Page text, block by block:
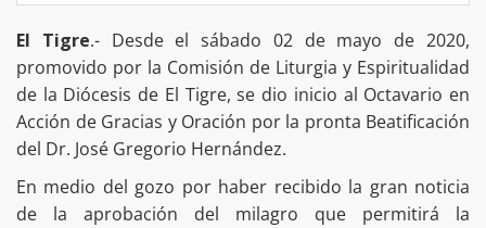
El Tigre.- Desde el sábado 02 de mayo de 2020,
promovido por la Comisión de Liturgia y Espiritualidad
de la Diócesis de El Tigre, se dio inicio al Octavario en
Acción de Gracias y Oración por la pronta Beatificación
del Dr. José Gregorio Hernández.
En medio del gozo por haber recibido la gran noticia
de la aprobación del milagro que permitirá la